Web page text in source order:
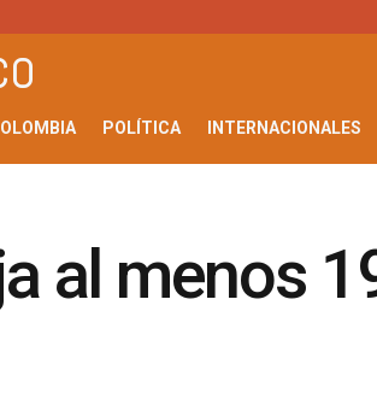
POLÍTICA INTERNACIONALES
al menos